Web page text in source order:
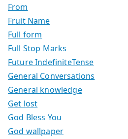
From
Fruit Name
Full form
Full Stop Marks
Future IndefiniteTense
General Conversations
General knowledge
Get lost
God Bless You
God wallpaper